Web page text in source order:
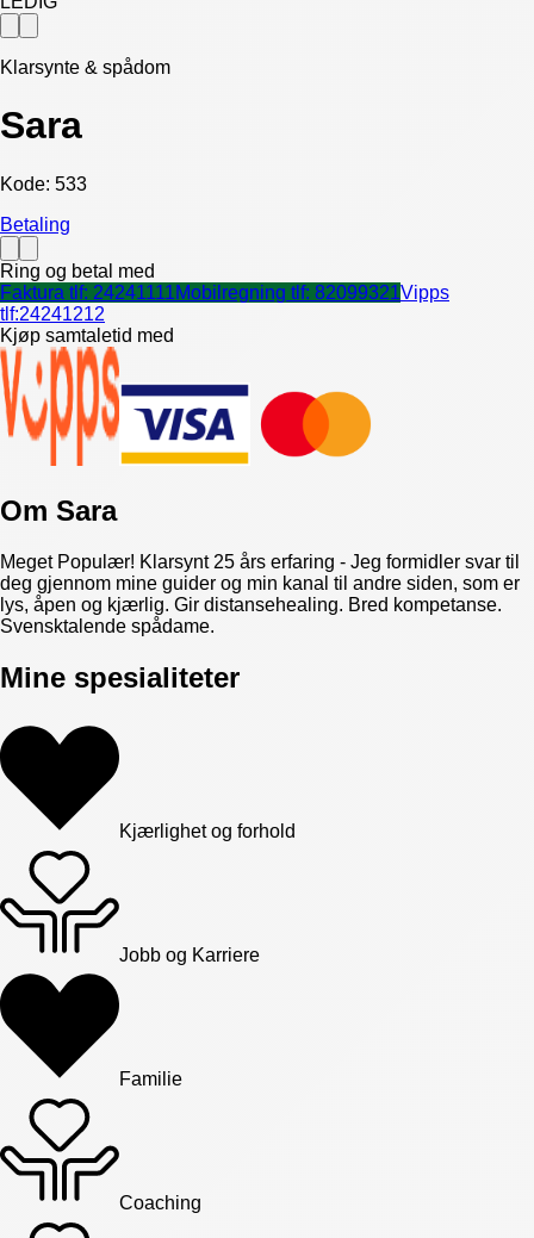
Klarsynte & spådom
Sara
Kode: 533
Betaling
Ring og betal med
Faktura tlf: 24241111Mobilregning tlf: 82099321Vipps
tlf:24241212
Kjøp samtaletid med
Om Sara
Meget Populær! Klarsynt 25 års erfaring - Jeg formidler svar til
deg gjennom mine guider og min kanal til andre siden, som er
lys, åpen og kjærlig. Gir distansehealing. Bred kompetanse.
Svensktalende spådame.
Mine spesialiteter
Kjærlighet og forhold
Jobb og Karriere
Familie
Coaching